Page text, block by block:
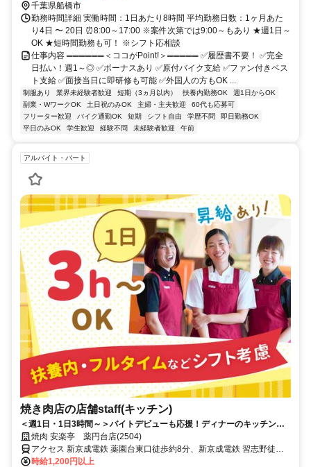
千葉県船橋市
勤務時間詳細 実働時間：1日あたり8時間 平均勤務日数：1ヶ月あた
り4日 〜 20日 ⏰8:00～17:00 ※案件次第では9:00～もあり ★週1日～
OK ★短時間勤務も可！ ※シフト応相談
仕事内容 ══════＜ココがPoint!＞═════ ✅履歴書不要！ ✅完全
日払い！週1～◎ ✅ボーナスあり ✅原付バイク支給 ✅ファン付きベス
ト支給 ✅面接当日に即研修も可能 ✅外国人の方もOK ...
制服あり 業界未経験者歓迎 短期（3ヵ月以内） 扶養内勤務OK
週1日からOK
副業・WワークOK
土日祝のみOK 主婦・主夫歓迎
60代も応募可
フリーター歓迎
バイク通勤OK 短期 シフト自由 学歴不問
即日勤務OK
平日のみOK
学生歓迎 経験不問 未経験者歓迎 午前
アルバイト・パート
焼き肉店の店舗staff(キッチン)
＜週1日・1日3時間～＞バイトデビューも応援！ディナーのキッチン補
助で手順は丁寧に◎随時昇給あり
焼肉 安楽亭 薬円台店(2504)
アクセス 新京成電鉄 薬園台東口徒歩約8分、新京成電鉄 習志野徒歩
約10分、新京成電鉄 北習志野西口徒歩約19分 習志野駅/薬園台駅より
時給1,200円以上